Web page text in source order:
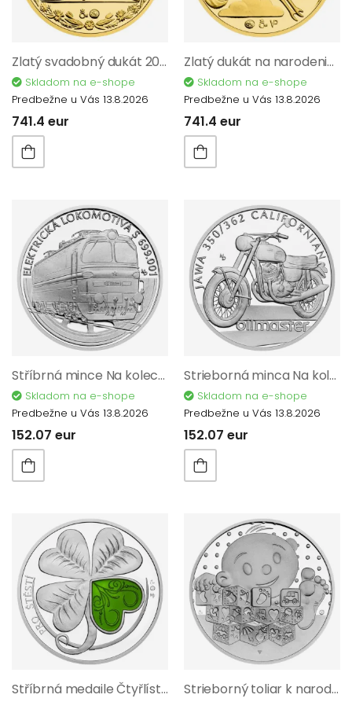
Zlatý svadobný dukát 2025 proof 32083
Skladom na e-shope
Predbežne u Vás 13.8.2026
741.4 eur
Zlatý dukát na narodenie dieťaťa 2025 s venovaním proof 32110
Skladom na e-shope
Predbežne u Vás 13.8.2026
741.4 eur
Stříbrná mince Na kolech - Elektrická lokomotiva S 699.001 proof
Skladom na e-shope
Predbežne u Vás 13.8.2026
152.07 eur
Strieborná minca Na kolesách - Motocykel JAWA Californian proof
Skladom na e-shope
Predbežne u Vás 13.8.2026
152.07 eur
Stříbrná medaile Čtyřlístek se smaltem s věnováním proof ZL32006 Strieborný toliar k narodeniu dieťaťa 2024 Proof ZL018